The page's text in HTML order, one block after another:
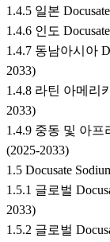
1.4.5 일본
1.4.6 인도
1.4.7 동남아시아
2033)
1.4.8 라틴 아메리
2033)
1.4.9 중동 및 아프
(2025-2033)
1.5 Docusate
1.5.1 글로벌
2033)
1.5.2 글로벌